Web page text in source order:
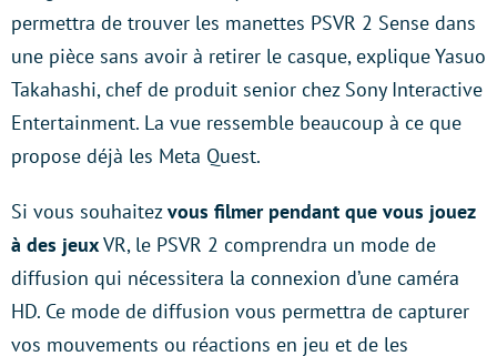
permettra de trouver les manettes PSVR 2 Sense dans
une pièce sans avoir à retirer le casque, explique Yasuo
Takahashi, chef de produit senior chez Sony Interactive
Entertainment. La vue ressemble beaucoup à ce que
propose déjà les Meta Quest.
Si vous souhaitezvous filmer pendant que vous jouez
à des jeuxVR, le PSVR 2 comprendra un mode de
diffusion qui nécessitera la connexion d’une caméra
HD. Ce mode de diffusion vous permettra de capturer
vos mouvements ou réactions en jeu et de les